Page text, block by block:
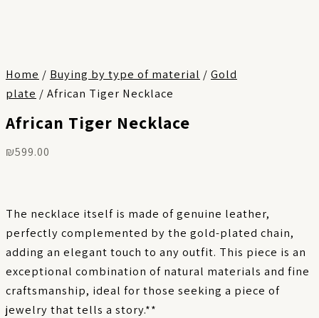
Home / Buying by type of material / Gold
plate / African Tiger Necklace
African Tiger Necklace
₪599.00
The necklace itself is made of genuine leather,
perfectly complemented by the gold-plated chain,
adding an elegant touch to any outfit. This piece is an
exceptional combination of natural materials and fine
craftsmanship, ideal for those seeking a piece of
jewelry that tells a story.**